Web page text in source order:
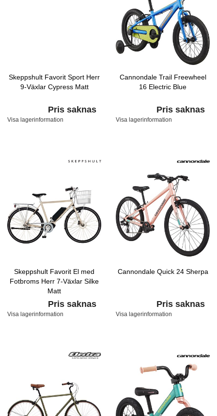
Skeppshult Favorit Sport Herr
9-Växlar Cypress Matt
Pris saknas
Visa lagerinformation
Cannondale Trail Freewheel
16 Electric Blue
Pris saknas
Visa lagerinformation
Skeppshult Favorit El med
Fotbroms Herr 7-Växlar Silke
Matt
Pris saknas
Visa lagerinformation
Cannondale Quick 24 Sherpa
Pris saknas
Visa lagerinformation